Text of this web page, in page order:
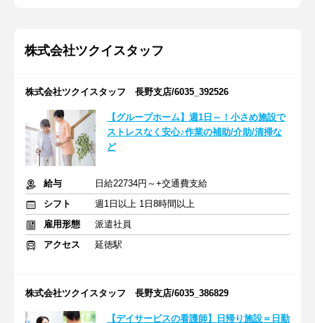
株式会社ツクイスタッフ
株式会社ツクイスタッフ 長野支店/6035_392526
【グループホーム】週1日～！小さめ施設で
ストレスなく安心♪作業の補助/介助/清掃な
ど
給与
日給22734円～+交通費支給
シフト
週1日以上 1日8時間以上
雇用形態
派遣社員
アクセス
延徳駅
株式会社ツクイスタッフ 長野支店/6035_386829
【デイサービスの看護師】日帰り施設＝日勤